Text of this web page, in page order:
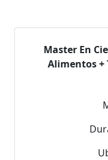
Master En
Alimentos